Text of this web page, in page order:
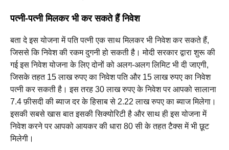
पत्नी-पत्नी मिलकर भी कर सकते हैं निवेश
बता दे इस योजना में पति पत्नी एक साथ मिलकर भी निवेश कर सकते हैं,
जिससे कि निवेश की रकम दुगनी हो सकती है। मोदी सरकार द्वारा शुरू की
गई इस निवेश योजना के लिए दोनों को अलग-अलग लिमिट भी दी जाएगी,
जिसके तहत 15 लाख रुपए का निवेश पति और 15 लाख रुपए का निवेश
पत्नी कर सकती है। इस तरह 30 लाख रुपए के निवेश पर आपको सालाना
7.4 फ़ीसदी की ब्याज दर के हिसाब से 2.22 लाख रुपए का ब्याज मिलेगा।
इसकी सबसे खास बात इसकी सिक्योरिटी है और साथ ही इस योजना में
निवेश करने पर आपको आयकर की धारा 80 सी के तहत टैक्स में भी छूट
मिलेगी।